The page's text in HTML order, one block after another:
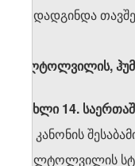
ე) დადგინდა
ლტოლვილის,
მუხლი 14.
ამ კანონის
ა) ლტოლვილის